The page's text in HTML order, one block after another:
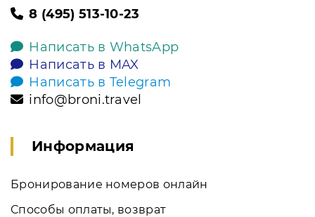
8 (495) 513-10-23
Написать в WhatsApp
Написать в MAX
Написать в Telegram
info@broni.travel
Информация
Бронирование номеров онлайн
Способы оплаты, возврат